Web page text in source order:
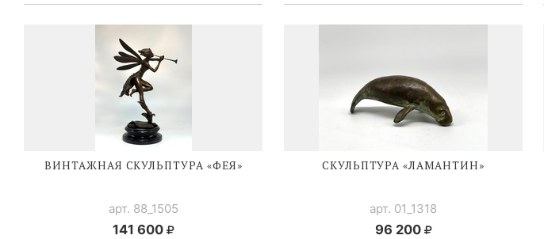
ВИНТАЖНАЯ СКУЛЬПТУРА «ФЕЯ»
арт. 88_1505
141 600
СКУЛЬПТУРА «ЛАМАНТИН»
арт. 01_1318
96 200